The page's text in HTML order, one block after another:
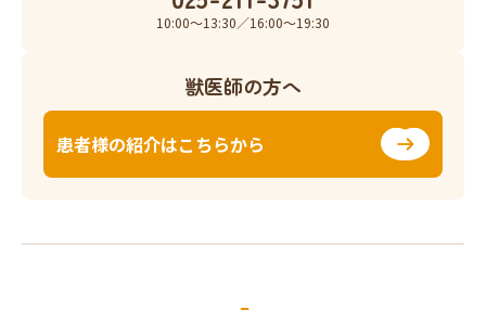
10:00〜13:30／16:00〜19:30
獣医師の方へ
患者様の紹介はこちらから